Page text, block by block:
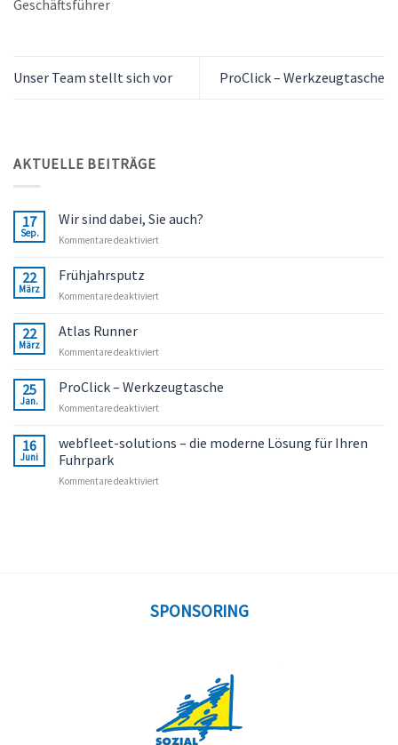
Geschäftsführer
Unser Team stellt sich vor ProClick – Werkzeugtasche
AKTUELLE BEITRÄGE
17
Sep.
Wir sind dabei, Sie auch?
Kommentare deaktiviertfür
Sie
22
März
Frühjahrsputz
Kommentare deaktiviertfür
22
März
Atlas Runner
Kommentare deaktiviertfür
Runner
25
Jan.
ProClick – Werkzeugtasche
Kommentare deaktiviertfür
Werkzeugtasche
16
Juni
webfleet-solutions – die moderne Lösung für Ihren
Fuhrpark
Kommentare deaktiviertfür
Fuhrpark
SPONSORING